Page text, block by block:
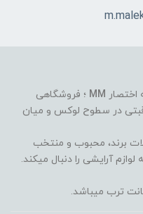
اختصار MM ؛ فروشگاهی
در سطوح لوکس و میان
محصولات برند، محبوب و منتخب
آرایشی را دنبال میکند.
ترب میباشد.